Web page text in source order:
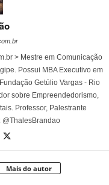
> Mestre em Comunicação
Possui MBA Executivo em
Getúlio Vargas - Rio
sobre Empreendedorismo,
Professor, Palestrante
@ThalesBrandao
Mais do autor